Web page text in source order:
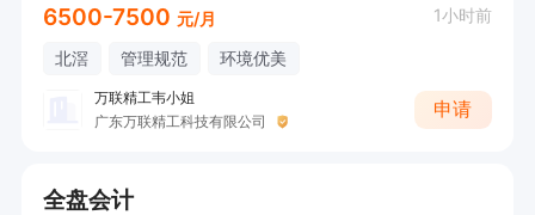
6500-7500 元/月 1小时前
北滘 管理规范 环境优美
万联精工韦小姐
广东万联精工科技有限公司
申请
全盘会计